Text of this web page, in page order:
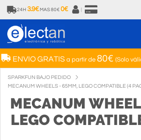
24H 3.9€ MAS 80€ 0€
ENVIO GRATISa partir de 80€ (Solo
SPARKFUN BAJO PEDIDO
MECANUM WHEELS - 65MM, LEGO COMPATIBLE (4
MECANUM
LEGO